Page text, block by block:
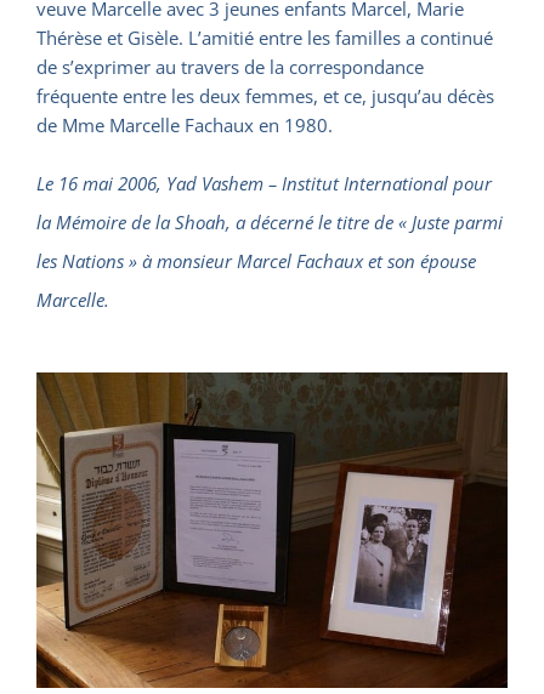
veuve Marcelle avec 3 jeunes enfants Marcel, Marie
Thérèse et Gisèle. L’amitié entre les familles a continué
de s’exprimer au travers de la correspondance
fréquente entre les deux femmes, et ce, jusqu’au décès
de Mme Marcelle Fachaux en 1980.
Le 16 mai 2006, Yad Vashem – Institut International pour
la Mémoire de la Shoah, a décerné le titre de « Juste parmi
les Nations » à monsieur Marcel Fachaux et son épouse
Marcelle.